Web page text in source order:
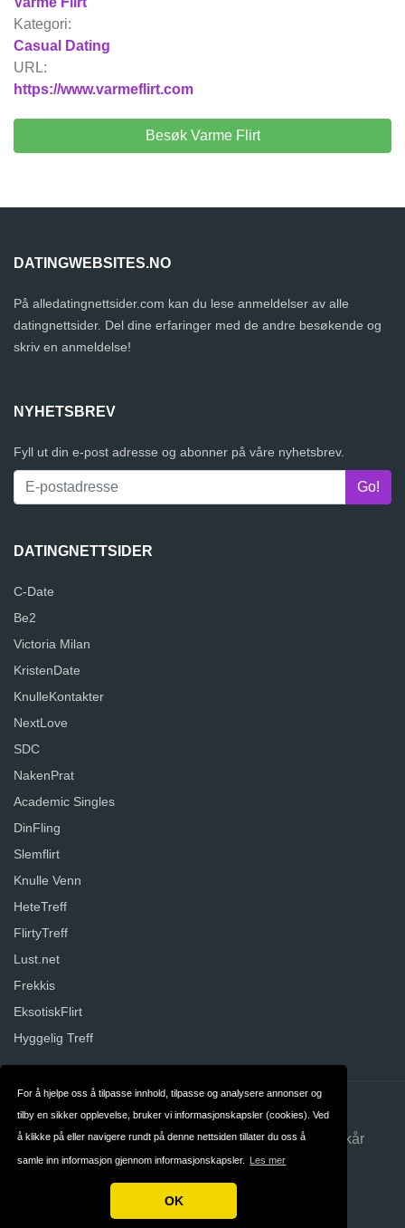
For å hjelpe oss å tilpasse innhold, tilpasse og analysere annonser og
tilby en sikker opplevelse, bruker vi informasjonskapsler (cookies). Ved
å klikke på eller navigere rundt på denne nettsiden tillater du oss å
samle inn informasjon gjennom informasjonskapsler. Les mer
OK
Kategori:
Casual Dating
URL:
https://www.varmeflirt.com
Besøk Varme Flirt
DATINGWEBSITES.NO
På alledatingnettsider.com kan du lese anmeldelser av alle
datingnettsider. Del dine erfaringer med de andre besøkende og
skriv en anmeldelse!
NYHETSBREV
Fyll ut din e-post adresse og abonner på våre nyhetsbrev.
DATINGNETTSIDER
C-Date
Be2
Victoria Milan
KristenDate
KnulleKontakter
NextLove
SDC
NakenPrat
Academic Singles
DinFling
Slemflirt
Knulle Venn
HeteTreff
FlirtyTreff
Lust.net
Frekkis
EksotiskFlirt
Hyggelig Treff
Personvern Betingelser og Vilkår
Opphavsrett © 2026 Datingwebsites.no